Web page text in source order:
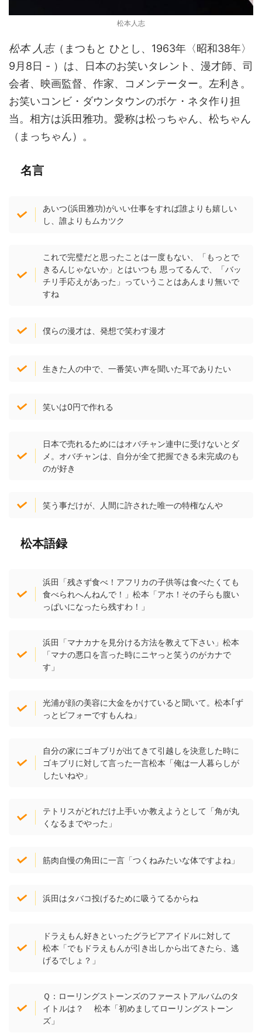
松本人志
松本 人志（まつもと ひとし、1963年〈昭和38年〉
9月8日 - ）は、日本のお笑いタレント、漫才師、司
会者、映画監督、作家、コメンテーター。左利き。
お笑いコンビ・ダウンタウンのボケ・ネタ作り担
当。相方は浜田雅功。愛称は松っちゃん、松ちゃん
（まっちゃん）。
名言
あいつ(浜田雅功)がいい仕事をすれば誰よりも嬉しい
し、誰よりもムカツク
これで完璧だと思ったことは一度もない、「もっとで
きるんじゃないか」とはいつも 思ってるんで、「バッ
チリ手応えがあった」っていうことはあんまり無いで
すね
僕らの漫才は、発想で笑わす漫才
生きた人の中で、一番笑い声を聞いた耳でありたい
笑いは0円で作れる
日本で売れるためにはオバチャン連中に受けないとダ
メ。オバチャンは、自分が全て把握できる未完成のも
のが好き
笑う事だけが、人間に許された唯一の特権なんや
松本語録
浜田「残さず食べ！アフリカの子供等は食べたくても
食べられへんねんで！」松本「アホ！その子らも腹い
っぱいになったら残すわ！」
浜田「マナカナを見分ける方法を教えて下さい」松本
「マナの悪口を言った時にニヤっと笑うのがカナで
す」
光浦が顔の美容に大金をかけていると聞いて。松本｢ず
っとビフォーですもんね」
自分の家にゴキブリが出てきて引越しを決意した時に
ゴキブリに対して言った一言松本「俺は一人暮らしが
したいねや」
テトリスがどれだけ上手いか教えようとして「角が丸
くなるまでやった」
筋肉自慢の角田に一言「つくねみたいな体ですよね」
浜田はタバコ投げるために吸うてるからね
ドラえもん好きといったグラビアアイドルに対して
松本「でもドラえもんが引き出しから出てきたら、逃
げるでしょ？」
Ｑ：ローリングストーンズのファーストアルバムのタ
イトルは？ 松本「初めましてローリングストーン
ズ」